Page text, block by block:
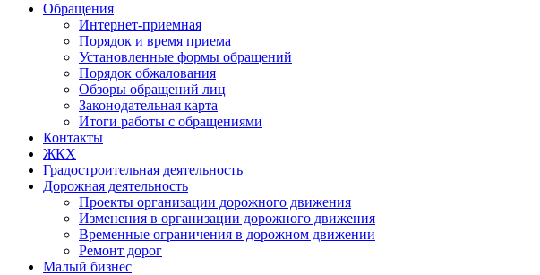
Обращения
Интернет-приемная
Порядок и время приема
Установленные формы обращений
Порядок обжалования
Обзоры обращений лиц
Законодательная карта
Итоги работы с обращениями
Контакты
ЖКХ
Градостроительная деятельность
Дорожная деятельность
Проекты организации дорожного движения
Изменения в организации дорожного движения
Временные ограничения в дорожном движении
Ремонт дорог
Малый бизнес